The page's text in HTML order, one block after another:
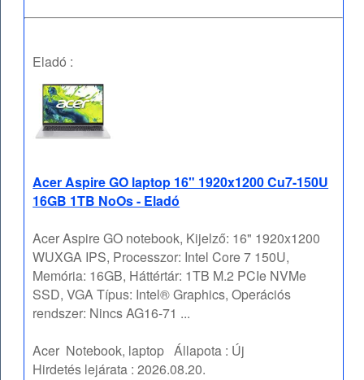
Eladó :
Acer Aspire GO laptop 16" 1920x1200 Cu7-150U
16GB 1TB NoOs - Eladó
Acer Aspire GO notebook, Kijelző: 16" 1920x1200
WUXGA IPS, Processzor: Intel Core 7 150U,
Memória: 16GB, Háttértár: 1TB M.2 PCIe NVMe
SSD, VGA Típus: Intel® Graphics, Operációs
rendszer: Nincs AG16-71 ...
Acer Notebook, laptop Állapota : Új
Hirdetés lejárata :2026.08.20.